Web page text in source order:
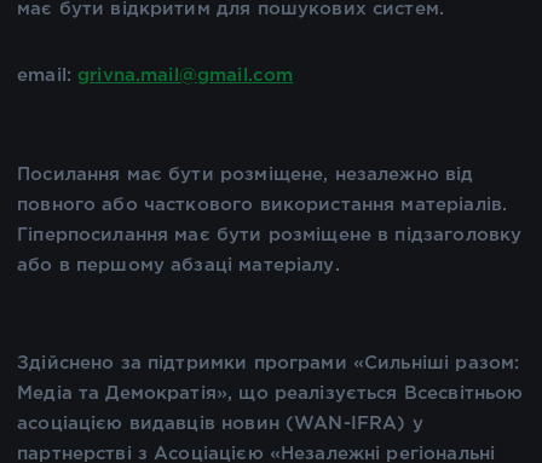
має бути відкритим для пошукових систем.
email: grivna.mail@gmail.com
Посилання має бути розміщене, незалежно від
повного або часткового використання матеріалів.
Гіперпосилання має бути розміщене в підзаголовку
або в першому абзаці матеріалу.
Здійснено за підтримки програми «Сильніші разом:
Медіа та Демократія», що реалізується Всесвітньою
асоціацією видавців новин (WAN-IFRA) у
партнерстві з Асоціацією «Незалежні регіональні